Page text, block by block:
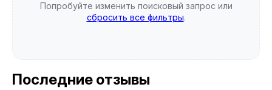
Попробуйте изменить поисковый запрос или
сбросить все фильтры.
Последние отзывы